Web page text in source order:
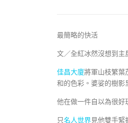
最簡略的快活
文／全紅冰然沒想到
佳昌大廈將軍山枝繁葉
和的色彩。婆娑的樹影
他在做一件自以為很
只名人世界見他雙手緊